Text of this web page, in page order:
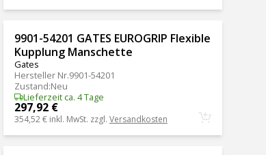
9901-54201 GATES EUROGRIP Flexible
Kupplung Manschette
Gates
Hersteller Nr.9901-54201
Zustand:Neu
Lieferzeit ca. 4 Tage
297,92 €
354,52 € inkl. MwSt. zzgl. Versandkosten